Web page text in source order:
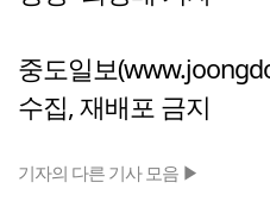
중도일보
수집, 재배포 금지
기자의 다른 기사 모음 ▶